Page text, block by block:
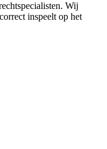
Wij
inspeelt op het